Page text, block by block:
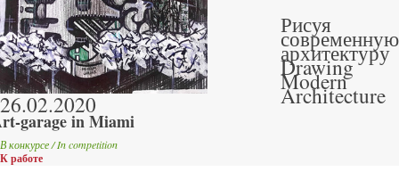
26.02.2020
garage in Miami
В конкурсе / In competition
К работе
Рисуя
современную
архитектуру
Drawing
Modern
Architecture